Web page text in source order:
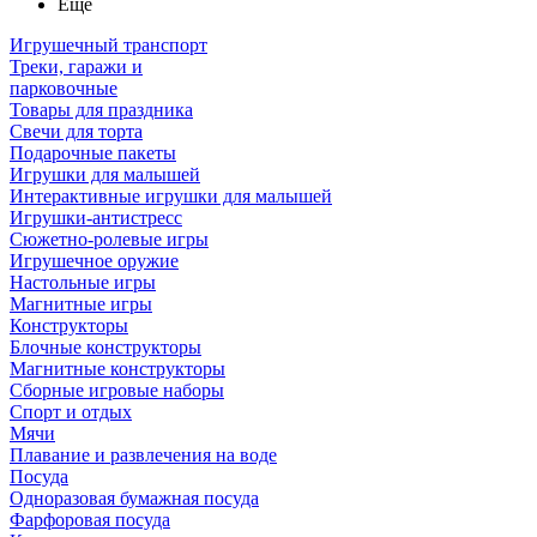
Ещё
Игрушечный транспорт
Треки, гаражи и
парковочные
Товары для праздника
Свечи для торта
Подарочные пакеты
Игрушки для малышей
Интерактивные игрушки для малышей
Игрушки-антистресс
Сюжетно-ролевые игры
Игрушечное оружие
Настольные игры
Магнитные игры
Конструкторы
Блочные конструкторы
Магнитные конструкторы
Сборные игровые наборы
Спорт и отдых
Мячи
Плавание и развлечения на воде
Посуда
Одноразовая бумажная посуда
Фарфоровая посуда